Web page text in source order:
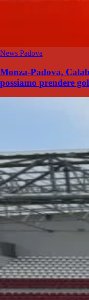
News Padova
Monza-Padova,
possiamo prendere